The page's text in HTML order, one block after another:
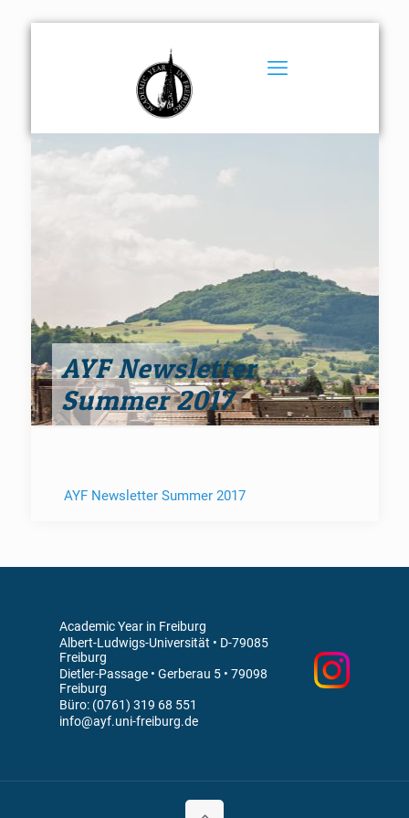
AYF Newsletter
Summer 2017
AYF Newsletter Summer 2017
Academic Year in Freiburg
Albert-Ludwigs-Universität • D-79085
Freiburg
Dietler-Passage • Gerberau 5 • 79098
Freiburg
Büro: (0761) 319 68 551
info@ayf.uni-freiburg.de